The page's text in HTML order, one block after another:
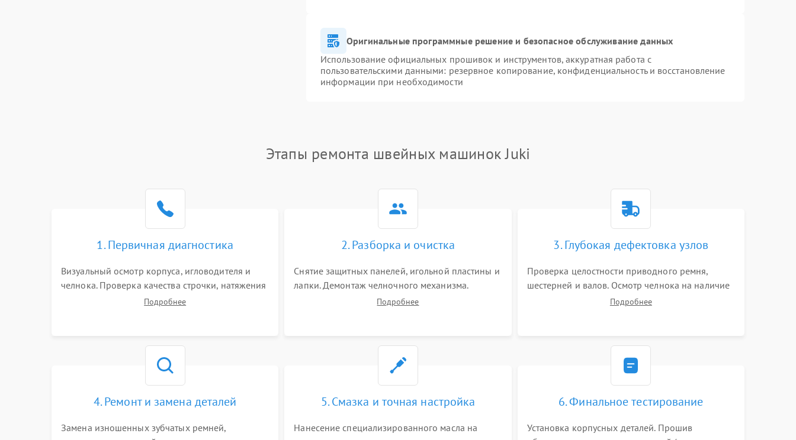
Оригинальные программные решение и безопасное обслуживание данных
Использование официальных прошивок и инструментов, аккуратная работа с
пользовательскими данными: резервное копирование, конфиденциальность и восстановление
информации при необходимости
Этапы ремонта швейных машинок Juki
1. Первичная диагностика
Визуальный осмотр корпуса, игловодителя и
челнока. Проверка качества строчки, натяжения
нитей и работы педали. Выявление посторонних
Подробнее
2. Разборка и очистка
Снятие защитных панелей, игольной пластины и
лапки. Демонтаж челночного механизма.
Тщательная очистка внутренних узлов от
Подробнее
3. Глубокая дефектовка узлов
Проверка целостности приводного ремня,
шестерней и валов. Осмотр челнока на наличие
заусенцев и царапин. Диагностика
Подробнее
4. Ремонт и замена деталей
Замена изношенных зубчатых ремней,
5. Смазка и точная настройка
Нанесение специализированного масла на
6. Финальное тестирование
Установка корпусных деталей. Прошив